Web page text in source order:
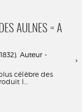
AULNES = A
Auteur -
célèbre des
l...